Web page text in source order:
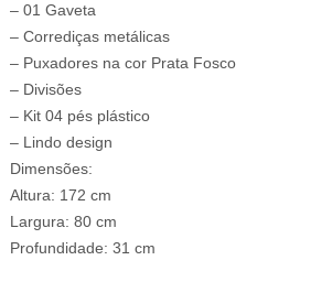
– 01 Gaveta
– Corrediças metálicas
– Puxadores na cor Prata Fosco
– Divisões
– Kit 04 pés plástico
– Lindo design
Dimensões:
Altura: 172 cm
Largura: 80 cm
Profundidade: 31 cm